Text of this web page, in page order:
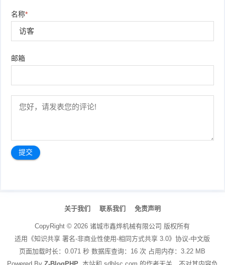
名称*
邮箱
关于我们 联系我们 免责声明
CopyRight © 2026诸城市鑫烨机械有限公司 版权所有
适用《知识共享 署名-非商业性使用-相同方式共享 3.0》协议-中文版
页面加载时长：0.071 秒 数据库查询：16 次 占用内存：3.22 MB